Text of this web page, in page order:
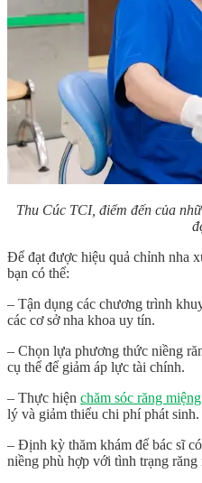
Thu Cúc TCI, điểm đến của
Để đạt được hiệu quả chỉnh nha
bạn có thể:
– Tận dụng các chương trình
các cơ sở nha khoa uy tín.
– Chọn lựa phương thức niềng
cụ thể để giảm áp lực tài chính.
– Thực hiện chăm sóc răng miệng
lý và giảm thiểu chi phí phát sinh.
– Định kỳ thăm khám để bác sĩ
niềng phù hợp với tình trạng răng